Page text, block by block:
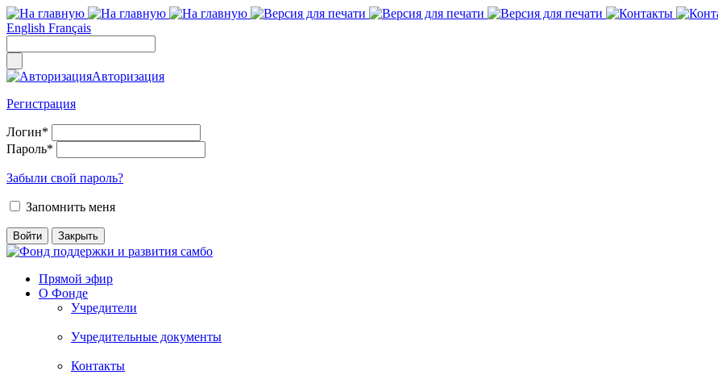
English Français
Авторизация
Регистрация
Логин*
Пароль*
Забыли свой пароль?
Запомнить меня
Прямой эфир
О Фонде
Учредители
Учредительные документы
Контакты